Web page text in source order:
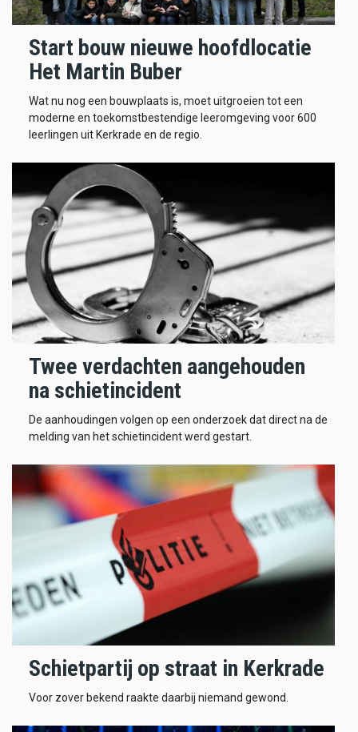
Start bouw nieuwe hoofdlocatie
Het Martin Buber
Wat nu nog een bouwplaats is, moet uitgroeien tot een
moderne en toekomstbestendige leeromgeving voor 600
leerlingen uit Kerkrade en de regio.
Twee verdachten aangehouden
na schietincident
De aanhoudingen volgen op een onderzoek dat direct na de
melding van het schietincident werd gestart.
Schietpartij op straat in Kerkrade
Voor zover bekend raakte daarbij niemand gewond.